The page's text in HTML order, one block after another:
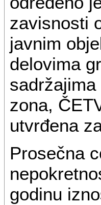
zavisnosti
javnim
delovima
sadržajima
zona,
utvrđena
Prosečna
godinu